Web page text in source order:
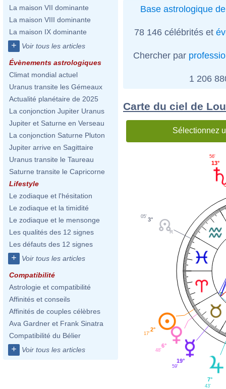
La maison VII dominante
La maison VIII dominante
La maison IX dominante
+ Voir tous les articles
Évènements astrologiques
Climat mondial actuel
Uranus transite les Gémeaux
Actualité planétaire de 2025
La conjonction Jupiter Uranus
Jupiter et Saturne en Verseau
La conjonction Saturne Pluton
Jupiter arrive en Sagittaire
Uranus transite le Taureau
Saturne transite le Capricorne
Lifestyle
Le zodiaque et l'hésitation
Le zodiaque et la timidité
Le zodiaque et le mensonge
Les qualités des 12 signes
Les défauts des 12 signes
+ Voir tous les articles
Compatibilité
Astrologie et compatibilité
Affinités et conseils
Affinités de couples célèbres
Ava Gardner et Frank Sinatra
Compatibilité du Bélier
+ Voir tous les articles
Base astrologique
78 146 célébrités et
Chercher par
1 206
Carte du ciel de
Sélectionnez
13°
56'
3°
05'
2°
17'
6°
48'
19°
59'
7°
43'